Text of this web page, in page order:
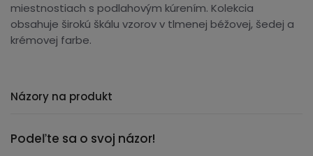
miestnostiach s podlahovým kúrením. Kolekcia
obsahuje širokú škálu vzorov v tlmenej béžovej, šedej a
krémovej farbe.
Názory na produkt
Podeľte sa o svoj názor!